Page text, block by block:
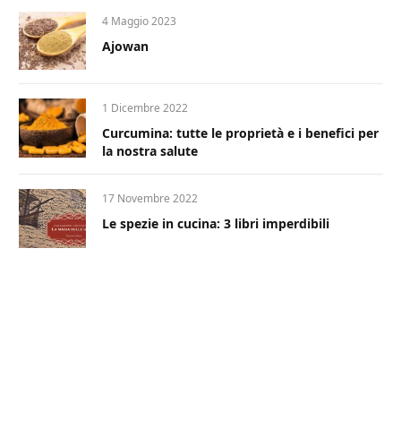
4 Maggio 2023
Ajowan
1 Dicembre 2022
Curcumina: tutte le proprietà e i benefici per
la nostra salute
17 Novembre 2022
Le spezie in cucina: 3 libri imperdibili